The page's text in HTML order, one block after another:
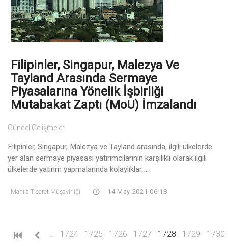
Filipinler, Singapur, Malezya Ve
Tayland Arasında Sermaye
Piyasalarına Yönelik İşbirliği
Mutabakat Zaptı (MoU) İmzalandı
Güncel Gelişmeler
Filipinler, Singapur, Malezya ve Tayland arasında, ilgili ülkelerde
yer alan sermaye piyasası yatırımcılarının karşılıklı olarak ilgili
ülkelerde yatırım yapmalarında kolaylıklar ...
Manila Ticaret Müşavirliği 14 May 2021 06:18
1724 1725 1726 1727 1728 (current)
1729 1730